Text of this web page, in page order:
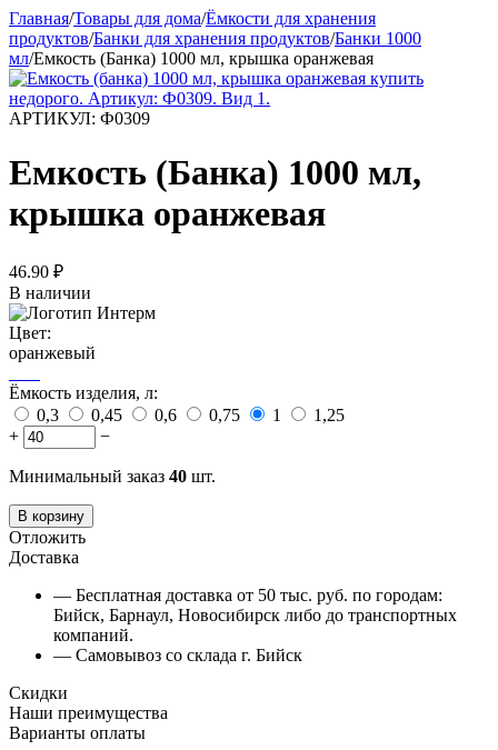
Главная/Товары для дома/Ёмкости для хранения
продуктов/Банки для хранения продуктов/Банки 1000
мл/Емкость (Банка) 1000 мл, крышка оранжевая
АРТИКУЛ: Ф0309
Емкость (Банка) 1000 мл,
крышка оранжевая
46.90 ₽
В наличии
Цвет:
оранжевый
Ёмкость изделия, л:
0,3
0,45 0,6 0,75 1
1,25
+
−
Минимальный заказ 40 шт.
В корзину
Отложить
Доставка
— Бесплатная доставка от 50 тыс. руб. по городам:
Бийск, Барнаул, Новосибирск либо до транспортных
компаний.
— Самовывоз со склада г. Бийск
Скидки
Наши преимущества
Варианты оплаты